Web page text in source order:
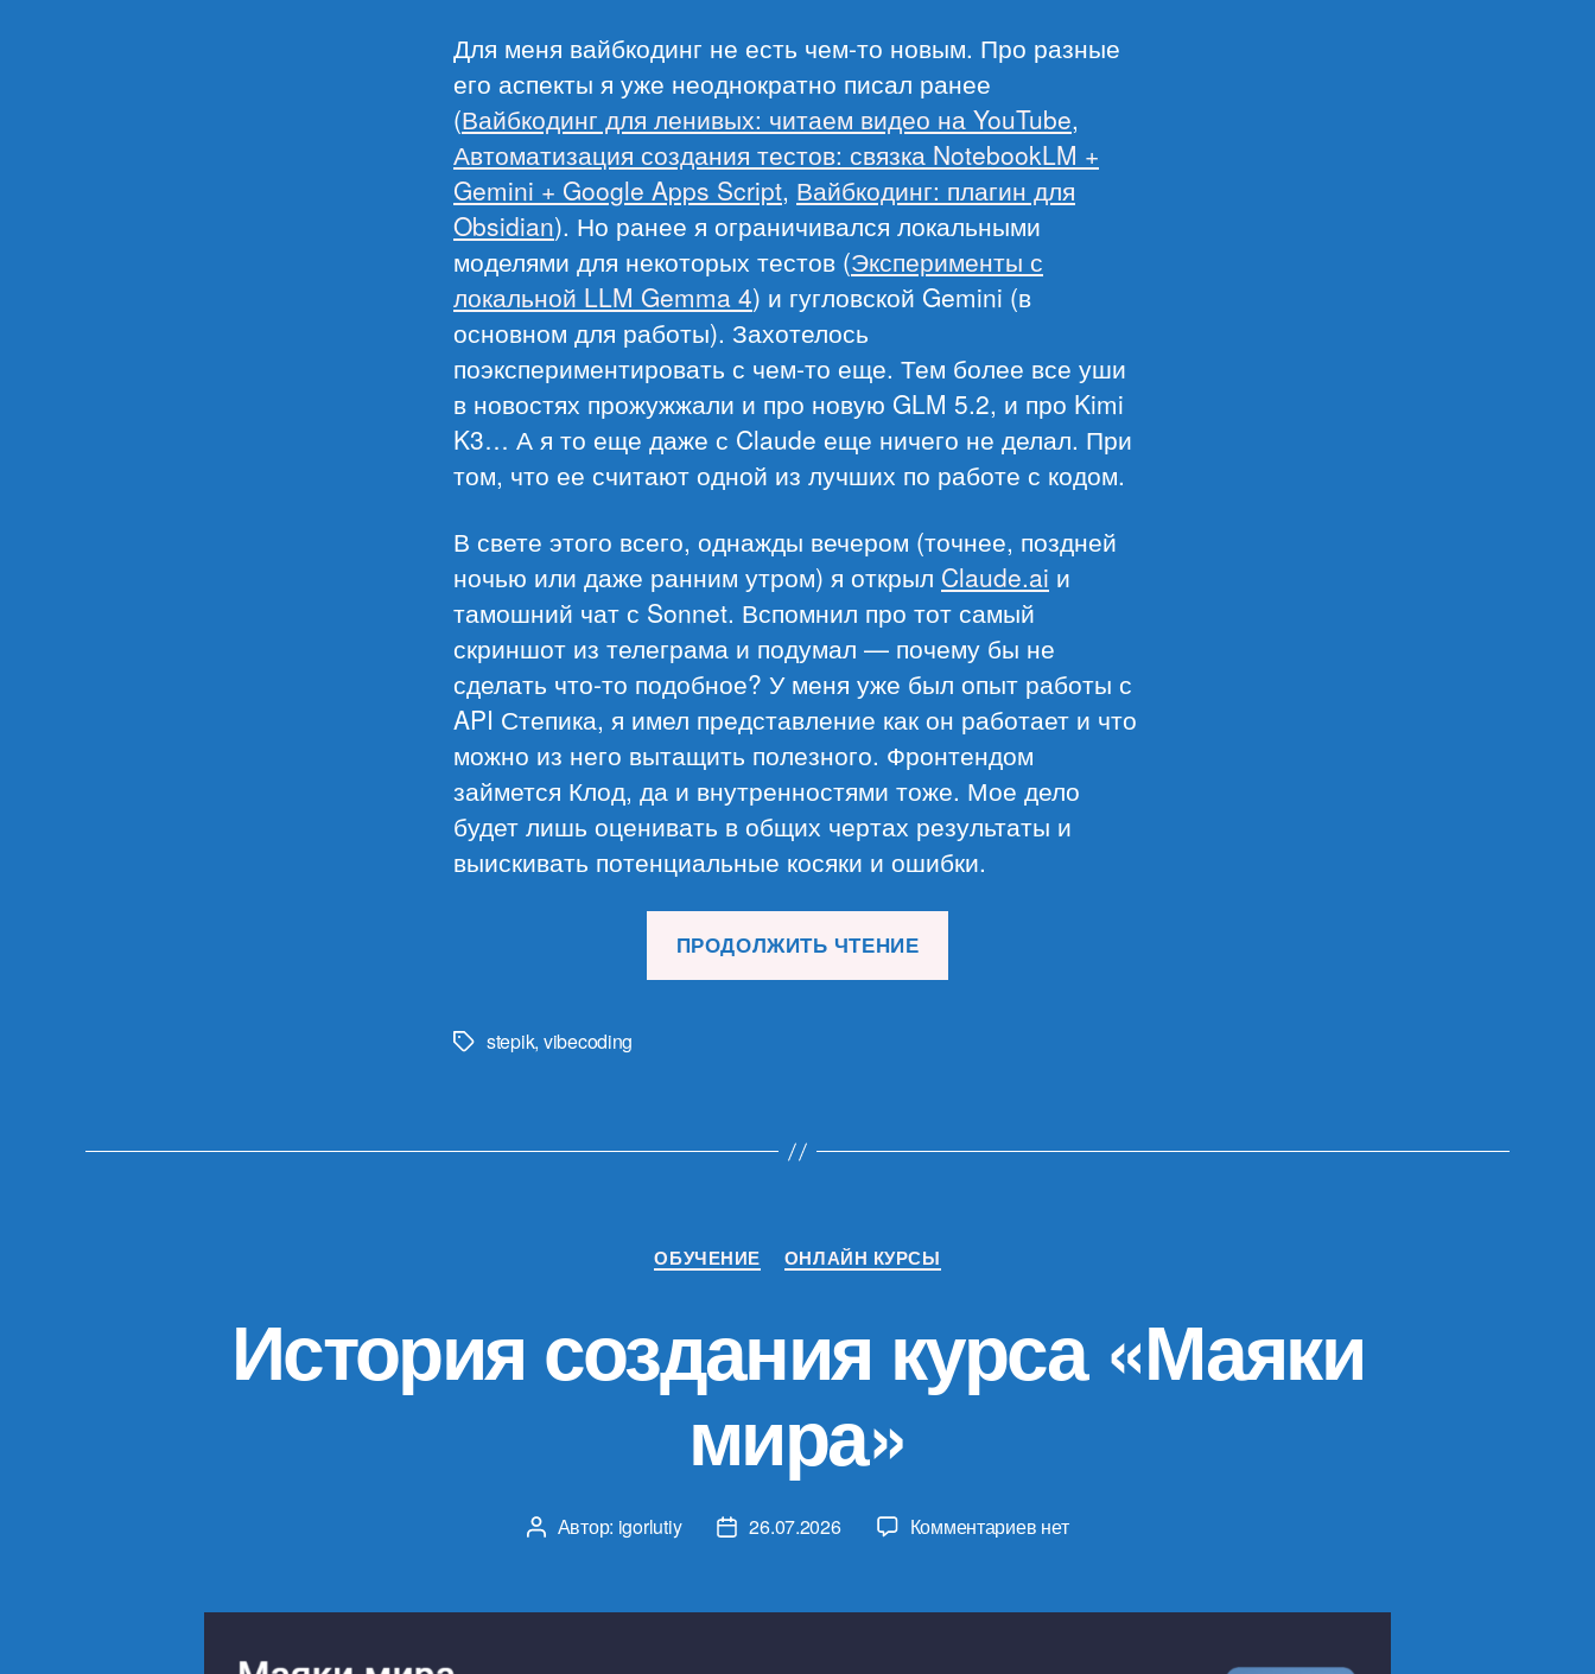
Для меня вайбкодинг не есть чем-то новым. Про разные
его аспекты я уже неоднократно писал ранее
(Вайбкодинг для ленивых: читаем видео на YouTube,
Автоматизация создания тестов: связка NotebookLM +
Gemini + Google Apps Script, Вайбкодинг: плагин для
Obsidian). Но ранее я ограничивался локальными
моделями для некоторых тестов (Эксперименты с
локальной LLM Gemma 4) и гугловской Gemini (в
основном для работы). Захотелось
поэкспериментировать с чем-то еще. Тем более все уши
в новостях прожужжали и про новую GLM 5.2, и про Kimi
K3… А я то еще даже с Claude еще ничего не делал. При
том, что ее считают одной из лучших по работе с кодом.
В свете этого всего, однажды вечером (точнее, поздней
ночью или даже ранним утром) я открыл Claude.ai и
тамошний чат с Sonnet. Вспомнил про тот самый
скриншот из телеграма и подумал — почему бы не
сделать что-то подобное? У меня уже был опыт работы с
API Степика, я имел представление как он работает и что
можно из него вытащить полезного. Фронтендом
займется Клод, да и внутренностями тоже. Мое дело
будет лишь оценивать в общих чертах результаты и
выискивать потенциальные косяки и ошибки.
ПРОДОЛЖИТЬ ЧТЕНИЕ
Stepik»
Меткиstepik, vibecoding
Рубрики
ОБУЧЕНИЕ ОНЛАЙН КУРСЫ
История создания курса «Маяки
мира»
Автор
Автор: igorlutiy
Дата26.07.2026 Комментариевк
создания
нет